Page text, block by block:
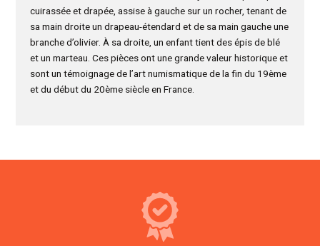
cuirassée et drapée, assise à gauche sur un rocher, tenant de
sa main droite un drapeau-étendard et de sa main gauche une
branche d’olivier. À sa droite, un enfant tient des épis de blé
et un marteau. Ces pièces ont une grande valeur historique et
sont un témoignage de l’art numismatique de la fin du 19ème
et du début du 20ème siècle en France.